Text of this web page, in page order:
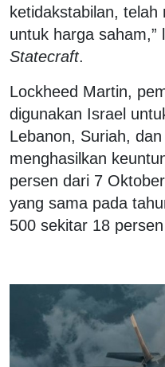
ketidakstabilan,
untuk harga saham,”
Statecraft.
Lockheed Martin,
digunakan Israel
Lebanon, Suriah,
menghasilkan
persen dari 7
yang sama pada
500 sekitar 18